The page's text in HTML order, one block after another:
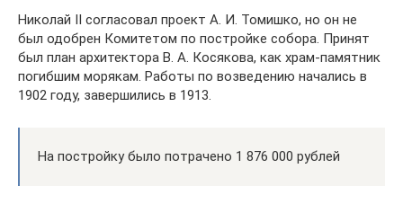
Николай II согласовал проект А. И. Томишко, но он не
был одобрен Комитетом по постройке собора. Принят
был план архитектора В. А. Косякова, как храм-памятник
погибшим морякам. Работы по возведению начались в
1902 году, завершились в 1913.
На постройку было потрачено 1 876 000 рублей